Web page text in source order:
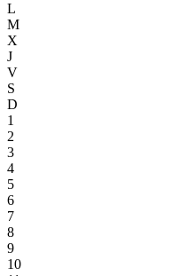
L
M
X
J
V
S
D
1
2
3
4
5
6
7
8
9
10